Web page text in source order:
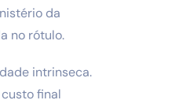
da
no rótulo.
intrinseca.
final